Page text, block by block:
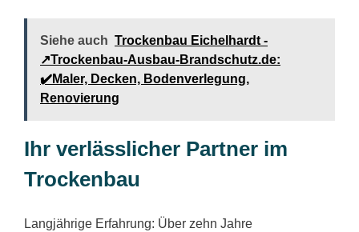
Siehe auch Trockenbau Eichelhardt -
↗️Trockenbau-Ausbau-Brandschutz.de:
✔️Maler, Decken, Bodenverlegung,
Renovierung
Ihr verlässlicher Partner im
Trockenbau
Langjährige Erfahrung: Über zehn Jahre